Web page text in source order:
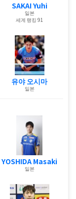
SAKAI Yuhi
일본
세계 랭킹 91
유야 오시마
일본
YOSHIDA Masaki
일본